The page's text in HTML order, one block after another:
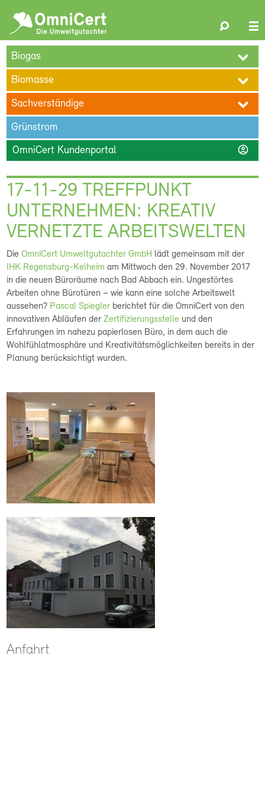
Search
ÜBER UNS BLOG TERMINE REFERENZEN
KARRIERE
KONTAKT
Biogas
Biomasse
Sachverständige
Grünstrom
OmniCert Kundenportal account_circle
17-11-29 TREFFPUNKT
UNTERNEHMEN: KREATIV
VERNETZTE ARBEITSWELTEN
DieOmniCert Umweltgutachter GmbH lädt gemeinsam mit der
IHK Regensburg-Kelheim am Mittwoch den 29. November 2017
in die neuen Büroräume nach Bad Abbach ein. Ungestörtes
Arbeiten ohne Bürotüren – wie kann eine solche Arbeitswelt
aussehen? Pascal Spiegler berichtet für die OmniCert von den
innovativen Abläufen derZertifizierungsstelle und den
Erfahrungen im nahezu papierlosen Büro, in dem auch die
Wohlfühlatmosphäre und Kreativitätsmöglichkeiten bereits in der
Planung berücksichtigt wurden.
Anfahrt